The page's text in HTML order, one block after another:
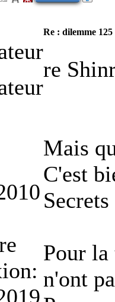
Re : dilemme
re
Mais
C'est
Pour la
n'ont